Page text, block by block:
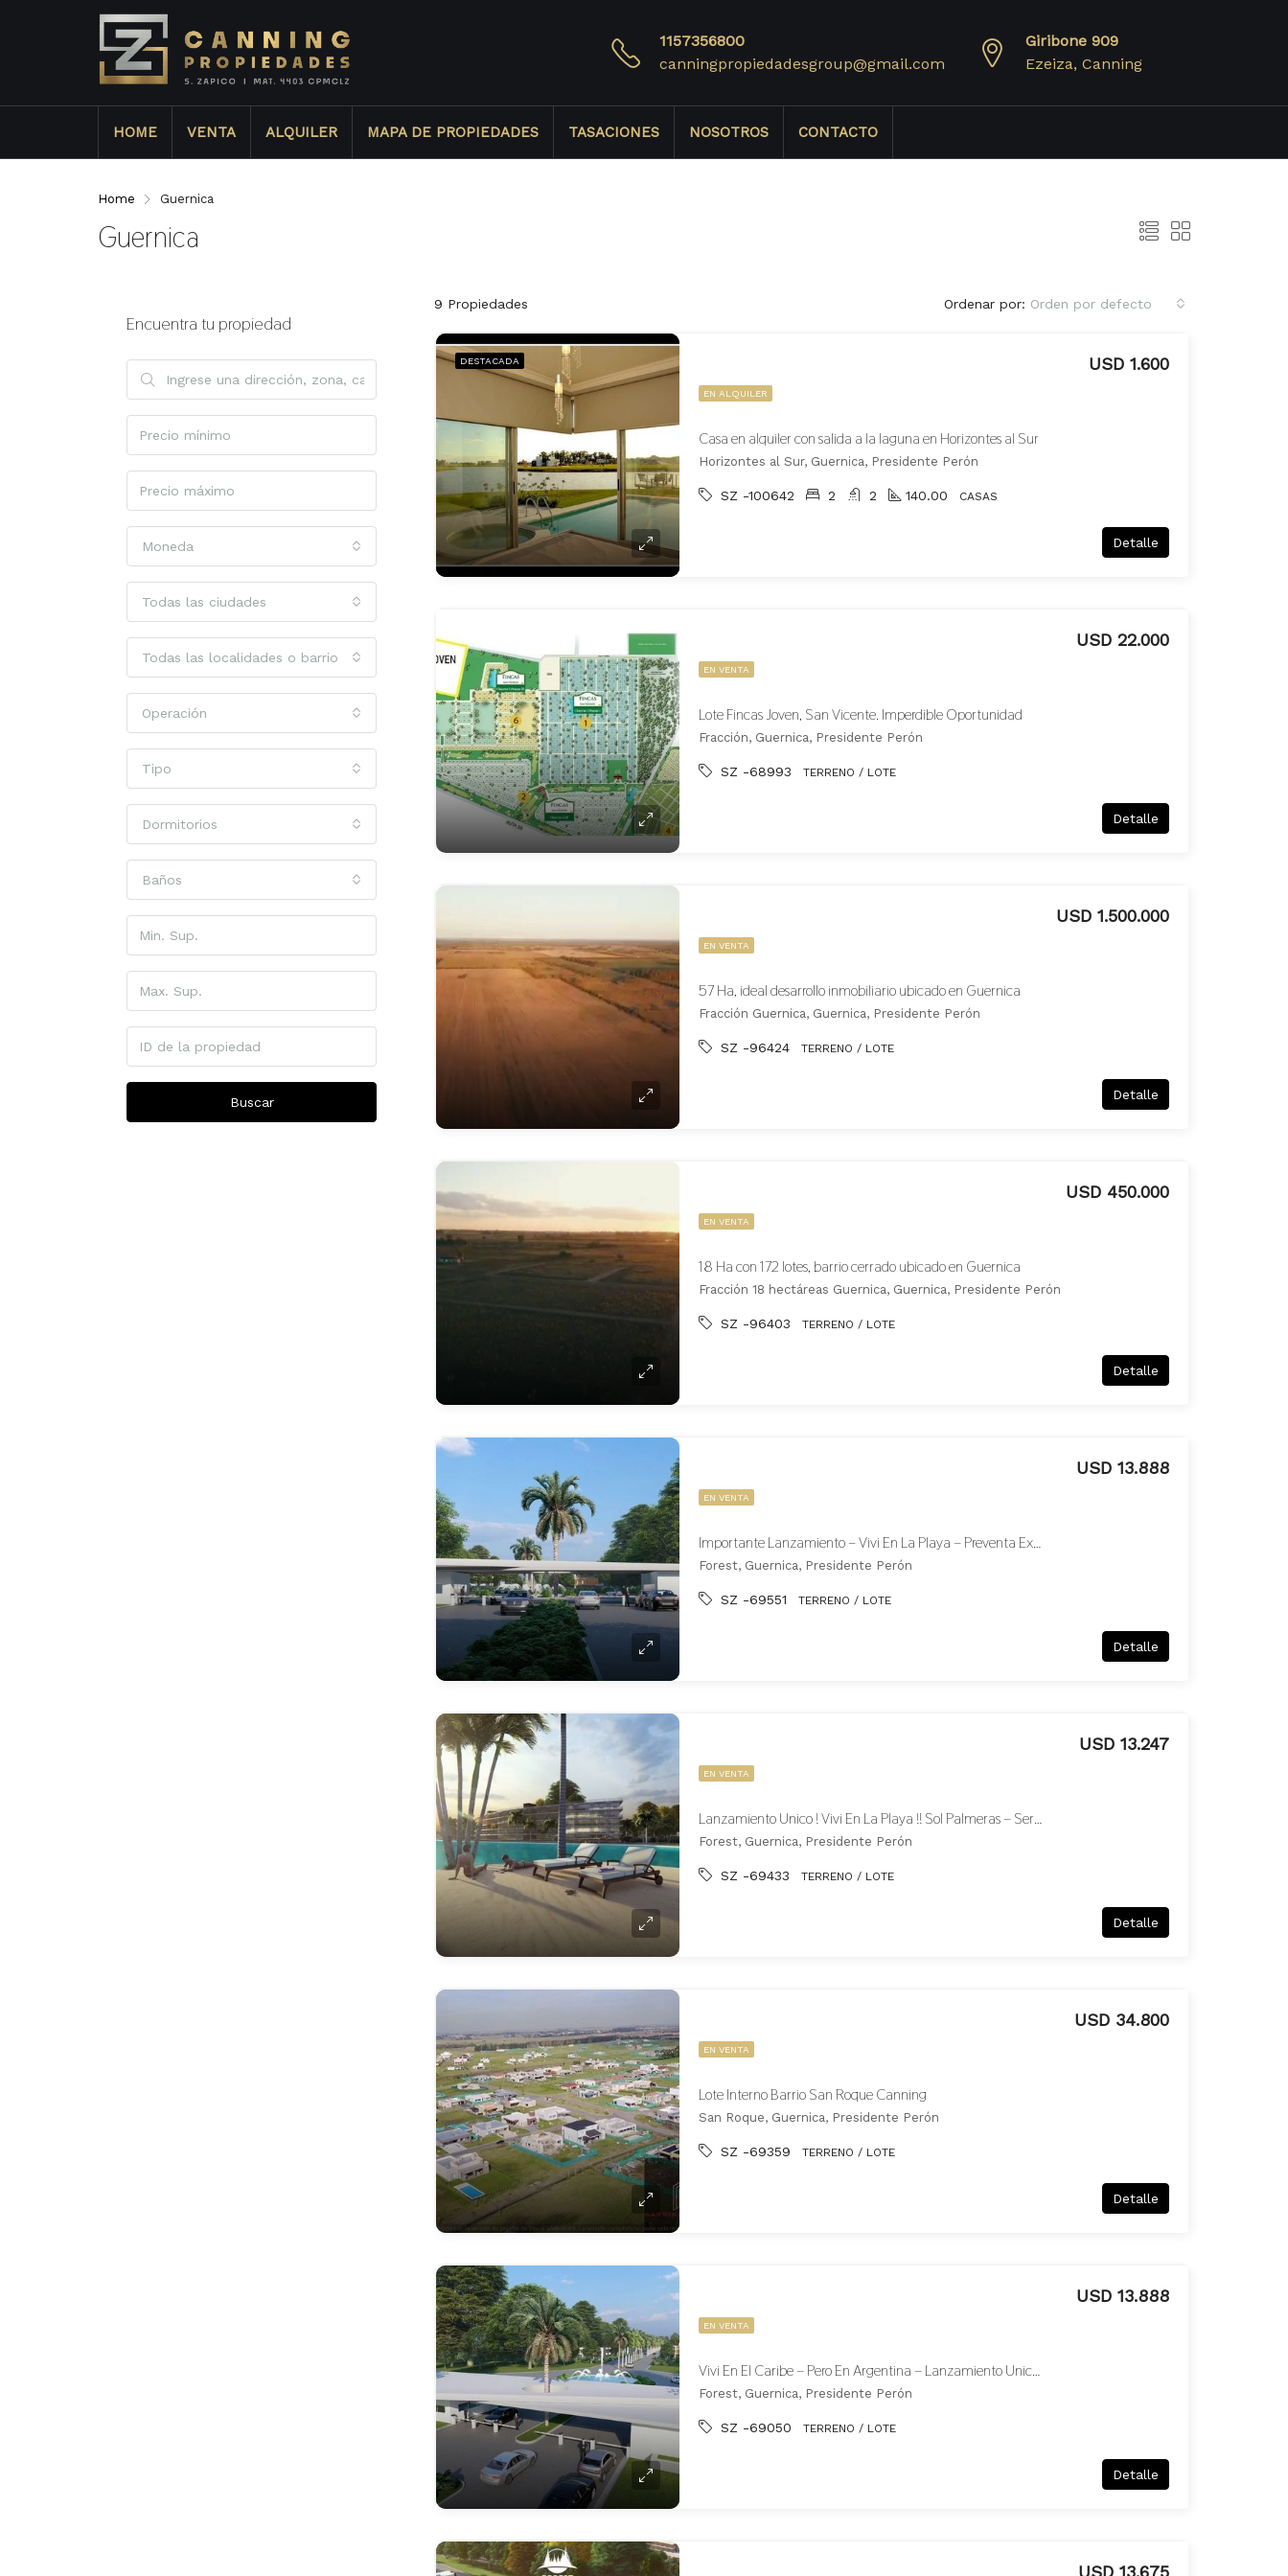
1157356800
canningpropiedadesgroup@gmail.com
Giribone 909
Ezeiza, Canning
HOME VENTA ALQUILER MAPA DE PROPIEDADES TASACIONES NOSOTROS CONTACTO
Home Guernica
Guernica
9 Propiedades Ordenar por: Orden por defecto
DESTACADA
EN ALQUILER
Casa en alquiler con salida a la laguna en Horizontes al Sur
USD 1.600
Horizontes al Sur, Guernica, Presidente Perón
SZ -100642 2 2 140.00 CASAS
Detalle
EN VENTA
Lote Fincas Joven, San Vicente. Imperdible Oportunidad
USD 22.000
Fracción, Guernica, Presidente Perón
SZ -68993 TERRENO / LOTE
Detalle
EN VENTA
57 Ha, ideal desarrollo inmobiliario ubicado en Guernica
USD 1.500.000
Fracción Guernica, Guernica, Presidente Perón
SZ -96424 TERRENO / LOTE
Detalle
EN VENTA
18 Ha con 172 lotes, barrio cerrado ubicado en Guernica
USD 450.000
Fracción 18 hectáreas Guernica, Guernica, Presidente Perón
SZ -96403 TERRENO / LOTE
Detalle
EN VENTA
Importante Lanzamiento – Vivi En La Playa – Preventa Exclusiva Primeros 50 Lotes A Valor De Costo
USD 13.888
Forest, Guernica, Presidente Perón
SZ -69551 TERRENO / LOTE
Detalle
EN VENTA
Lanzamiento Unico ! Vivi En La Playa !! Sol Palmeras – Servicios Unicos – Venta Al Costo Por Lanzamiento
USD 13.247
Forest, Guernica, Presidente Perón
SZ -69433 TERRENO / LOTE
Detalle
EN VENTA
Lote Interno Barrio San Roque Canning
USD 34.800
San Roque, Guernica, Presidente Perón
SZ -69359 TERRENO / LOTE
Detalle
EN VENTA
Vivi En El Caribe – Pero En Argentina – Lanzamiento Unico – Playa – Palmeras – Servicios En Canning – Lotes Lanzamiento Forest Canning
USD 13.888
Forest, Guernica, Presidente Perón
SZ -69050 TERRENO / LOTE
Detalle
USD 13.675
Encuentra tu propiedad
Moneda
Todas las ciudades
Todas las localidades o barrios
Operación
Tipo
Dormitorios
Baños
Buscar